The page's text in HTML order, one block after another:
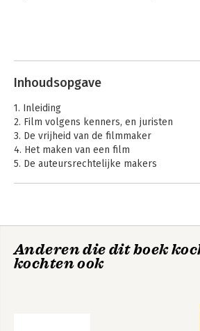
Inhoudsopgave
1. Inleiding
2. Film volgens kenners, en juristen
3. De vrijheid van de filmmaker
4. Het maken van een film
5. De auteursrechtelijke makers
11. Restmateriaal
12. Tot slot
Hoofdstuk V Auteurswet (bijzondere
Anderen die dit boek
kochten ook